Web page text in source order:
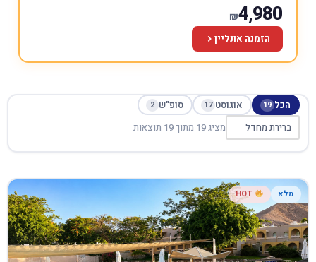
4,980
₪
הזמנה אונליין
הכל 19 אוגוסט 17 סופ"ש 2
מציג 19 מתוך 19 תוצאות
מלא